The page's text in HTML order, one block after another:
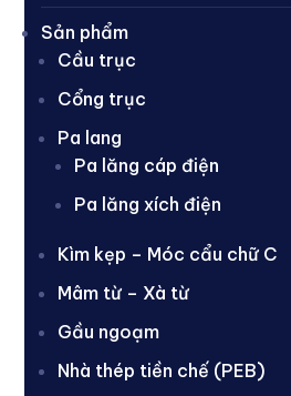
Sản phẩm
Cầu trục
Cổng trục
Pa lang
Pa lăng cáp điện
Pa lăng xích điện
Kìm kẹp – Móc cẩu chữ C
Mâm từ – Xà từ
Gầu ngoạm
Nhà thép tiền chế (PEB)